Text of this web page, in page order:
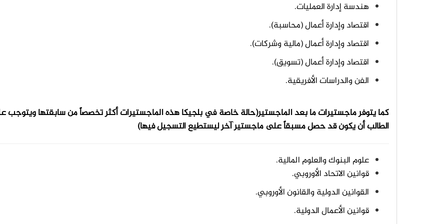
هندسة إدارة العمليات.
اقتصاد وإدارة أعمال (محاسبة).
اقتصاد وإدارة أعمال (مالية وشركات).
اقتصاد وإدارة أعمال (تسويق).
الفن والدراسات الأفريقية.
كما يتوفر ماجستيرات ما بعد الماجستير(حالة خاصة في بلجيكا هذه الماجستيرات أكثر تخصصاً من سابقتها ويتوجب
الطالب أن يكون قد حصل مسبقاً على ماجستير آخر ليستطيع التسجيل فيها)
علوم البنوك والعلوم المالية.
قوانين الاتحاد الأوروبي.
القوانين الدولية والقانون الأوروبي.
قوانين الأعمال الدولية.